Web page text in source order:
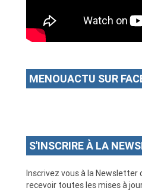
MENOUACTU SUR
S'INSCRIRE À LA
Inscrivez vous à la Newsletter
recevoir toutes les mises à